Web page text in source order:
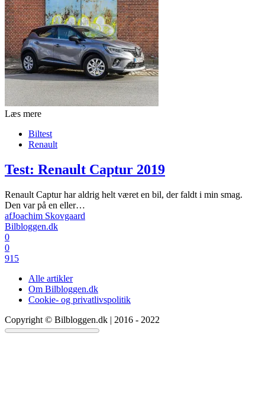
Læs mere
Biltest
Renault
Test: Renault Captur 2019
Renault Captur har aldrig helt været en bil, der faldt i min smag.
Den var på en eller…
afJoachim Skovgaard
Bilbloggen.dk
0
0
915
Alle artikler
Om Bilbloggen.dk
Cookie- og privatlivspolitik
Copyright © Bilbloggen.dk | 2016 - 2022